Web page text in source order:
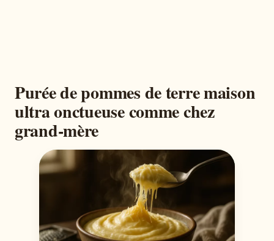
Purée de pommes de terre maison
ultra onctueuse comme chez
grand-mère